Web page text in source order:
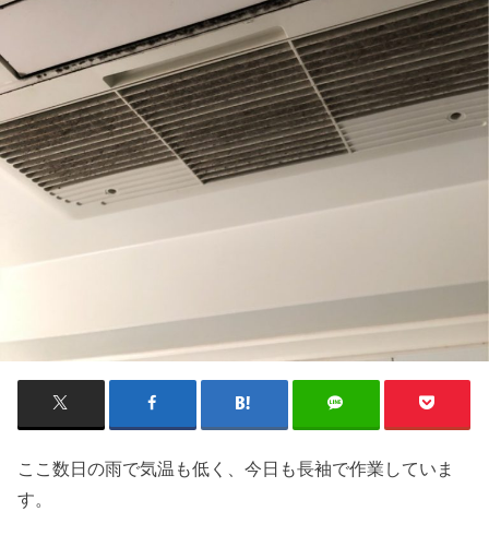
ここ数日の雨で気温も低く、今日も長袖で作業していま
す。